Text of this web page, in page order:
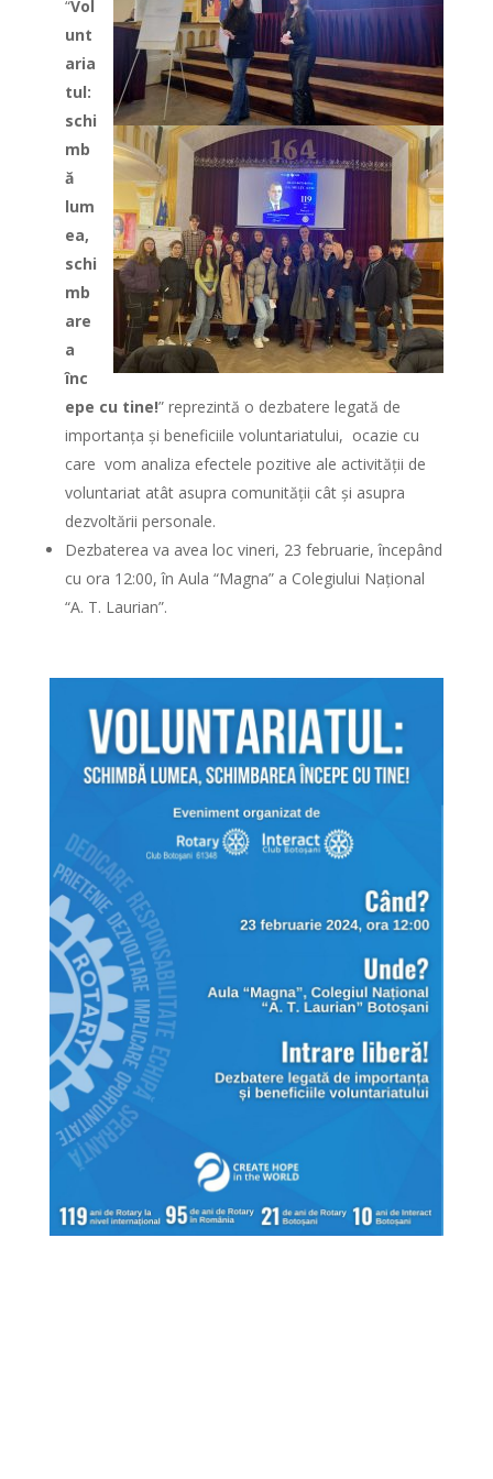
“Vol
unt
aria
tul:
schi
mb
ă
lum
ea,
schi
mb
are
a
înc
epe cu tine!” reprezintă o dezbatere legată de
importanța și beneficiile voluntariatului, ocazie cu
care vom analiza efectele pozitive ale activității de
voluntariat atât asupra comunității cât și asupra
dezvoltării personale.
Dezbaterea va avea loc vineri, 23 februarie, începând
cu ora 12:00, în Aula “Magna” a Colegiului Național
“A. T. Laurian”.